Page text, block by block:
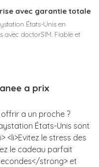
avec garantie totale
États-Unis en
avec doctorSIM. Fiable et
a prix
offrir a un proche ?
États-Unis sont
<li>Evitez le stress des
le cadeau parfait
strong> et